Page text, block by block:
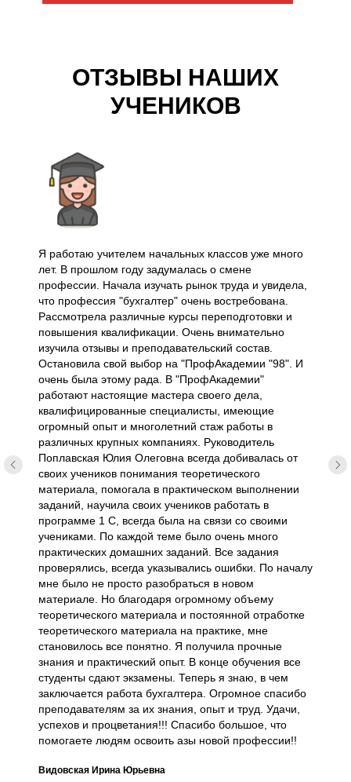
ОТЗЫВЫ НАШИХ
УЧЕНИКОВ
Я работаю учителем начальных классов уже много
лет. В прошлом году задумалась о смене
профессии. Начала изучать рынок труда и увидела,
что профессия "бухгалтер" очень востребована.
Рассмотрела различные курсы переподготовки и
повышения квалификации. Очень внимательно
изучила отзывы и преподавательский состав.
Остановила свой выбор на "ПрофАкадемии "98". И
очень была этому рада. В "ПрофАкадемии"
работают настоящие мастера своего дела,
квалифицированные специалисты, имеющие
огромный опыт и многолетний стаж работы в
различных крупных компаниях. Руководитель
Поплавская Юлия Олеговна всегда добивалась от
своих учеников понимания теоретического
материала, помогала в практическом выполнении
заданий, научила своих учеников работать в
программе 1 С, всегда была на связи со своими
учениками. По каждой теме было очень много
практических домашних заданий. Все задания
проверялись, всегда указывались ошибки. По началу
мне было не просто разобраться в новом
материале. Но благодаря огромному объему
теоретического материала и постоянной отработке
теоретического материала на практике, мне
становилось все понятно. Я получила прочные
знания и практический опыт. В конце обучения все
студенты сдают экзамены. Теперь я знаю, в чем
заключается работа бухгалтера. Огромное спасибо
преподавателям за их знания, опыт и труд. Удачи,
успехов и процветания!!! Спасибо большое, что
помогаете людям освоить азы новой профессии!!
Видовская Ирина Юрьевна